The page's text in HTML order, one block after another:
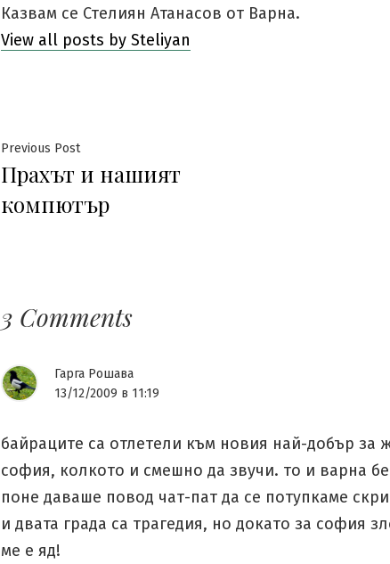
Казвам се Стелиян Атанасов от Варна.
View all posts by Steliyan
Навигация
Previous PostPrevious
post:
Прахът и нашият
компютър
3 Comments
Гарга Рошава
13/12/2009 в 11:19
байраците са отлетели към новия най-добър за
софия, колкото и смешно да звучи. то и варна
поне даваше повод чат-пат да се потупкаме
и двата града са трагедия, но докато за софия
ме е яд!